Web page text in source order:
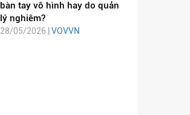
bàn tay vô hình hay do quản
lý nghiêm?
28/05/2026 | VOVVN